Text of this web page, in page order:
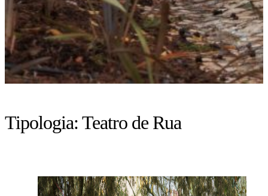
Tipologia:Teatro de Rua